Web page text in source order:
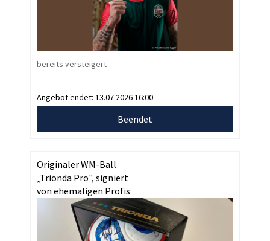
bereits versteigert
Angebot endet: 13.07.2026 16:00
Beendet
Originaler WM-Ball
„Trionda Pro", signiert
von ehemaligen Profis